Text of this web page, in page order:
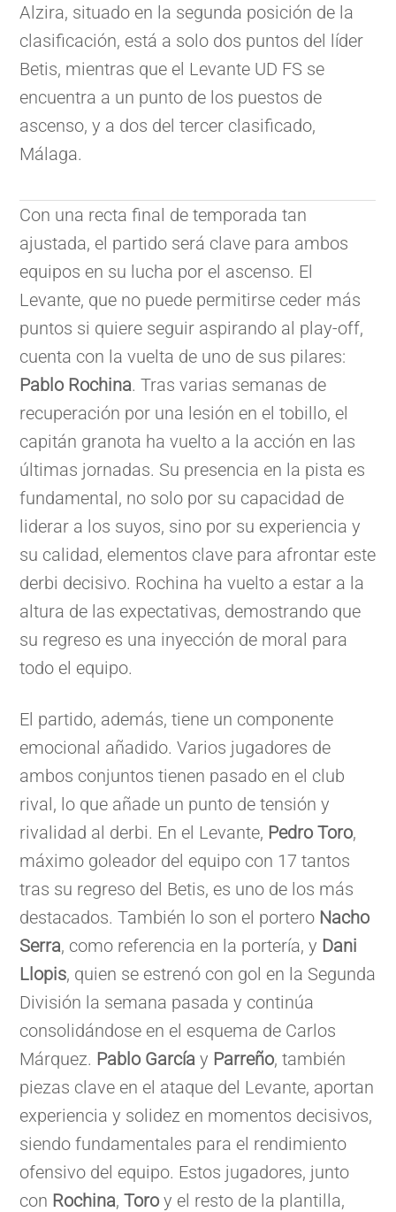
Alzira, situado en la segunda posición de la
clasificación, está a solo dos puntos del líder
Betis, mientras que el Levante UD FS se
encuentra a un punto de los puestos de
ascenso, y a dos del tercer clasificado,
Málaga.
Con una recta final de temporada tan
ajustada, el partido será clave para ambos
equipos en su lucha por el ascenso. El
Levante, que no puede permitirse ceder más
puntos si quiere seguir aspirando al play-off,
cuenta con la vuelta de uno de sus pilares:
Pablo Rochina. Tras varias semanas de
recuperación por una lesión en el tobillo, el
capitán granota ha vuelto a la acción en las
últimas jornadas. Su presencia en la pista es
fundamental, no solo por su capacidad de
liderar a los suyos, sino por su experiencia y
su calidad, elementos clave para afrontar este
derbi decisivo. Rochina ha vuelto a estar a la
altura de las expectativas, demostrando que
su regreso es una inyección de moral para
todo el equipo.
El partido, además, tiene un componente
emocional añadido. Varios jugadores de
ambos conjuntos tienen pasado en el club
rival, lo que añade un punto de tensión y
rivalidad al derbi. En el Levante, Pedro Toro,
máximo goleador del equipo con 17 tantos
tras su regreso del Betis, es uno de los más
destacados. También lo son el portero Nacho
Serra, como referencia en la portería, y Dani
Llopis, quien se estrenó con gol en la Segunda
División la semana pasada y continúa
consolidándose en el esquema de Carlos
Márquez. Pablo García y Parreño, también
piezas clave en el ataque del Levante, aportan
experiencia y solidez en momentos decisivos,
siendo fundamentales para el rendimiento
ofensivo del equipo. Estos jugadores, junto
con Rochina,Toro y el resto de la plantilla,